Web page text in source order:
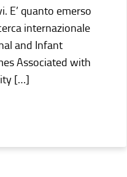
E’ quanto emerso
internazionale
and Infant
Associated with
[…]